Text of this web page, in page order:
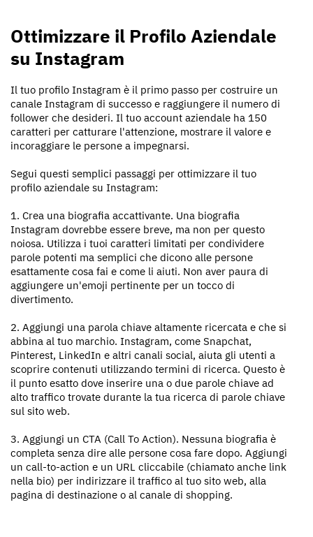
Ottimizzare il Profilo Aziendale
su Instagram
Il tuo profilo Instagram è il primo passo per costruire un
canale Instagram di successo e raggiungere il numero di
follower che desideri. Il tuo account aziendale ha 150
caratteri per catturare l'attenzione, mostrare il valore e
incoraggiare le persone a impegnarsi.
Segui questi semplici passaggi per ottimizzare il tuo
profilo aziendale su Instagram:
1. Crea una biografia accattivante. Una biografia
Instagram dovrebbe essere breve, ma non per questo
noiosa. Utilizza i tuoi caratteri limitati per condividere
parole potenti ma semplici che dicono alle persone
esattamente cosa fai e come li aiuti. Non aver paura di
aggiungere un'emoji pertinente per un tocco di
divertimento.
2. Aggiungi una parola chiave altamente ricercata e che si
abbina al tuo marchio. Instagram, come Snapchat,
Pinterest, LinkedIn e altri canali social, aiuta gli utenti a
scoprire contenuti utilizzando termini di ricerca. Questo è
il punto esatto dove inserire una o due parole chiave ad
alto traffico trovate durante la tua ricerca di parole chiave
sul sito web.
3. Aggiungi un CTA (Call To Action). Nessuna biografia è
completa senza dire alle persone cosa fare dopo. Aggiungi
un call-to-action e un URL cliccabile (chiamato anche link
nella bio) per indirizzare il traffico al tuo sito web, alla
pagina di destinazione o al canale di shopping.